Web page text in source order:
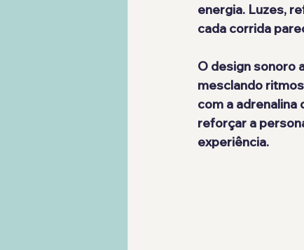
energia. Luzes,
cada corrida
O design sonoro
mesclando
com a adrenalina
reforçar a
experiência.